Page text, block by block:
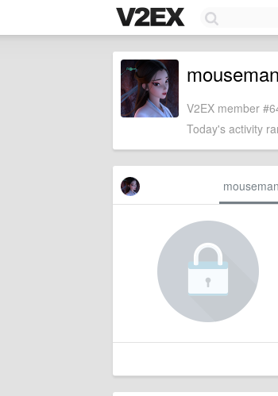
mouseman
V2EX member
Today's activity
mouseman